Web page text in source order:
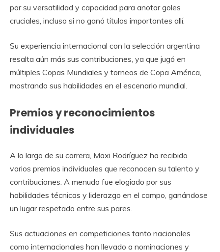
por su versatilidad y capacidad para anotar goles
cruciales, incluso si no ganó títulos importantes allí.
Su experiencia internacional con la selección argentina
resalta aún más sus contribuciones, ya que jugó en
múltiples Copas Mundiales y torneos de Copa América,
mostrando sus habilidades en el escenario mundial.
Premios y reconocimientos
individuales
A lo largo de su carrera, Maxi Rodríguez ha recibido
varios premios individuales que reconocen su talento y
contribuciones. A menudo fue elogiado por sus
habilidades técnicas y liderazgo en el campo, ganándose
un lugar respetado entre sus pares.
Sus actuaciones en competiciones tanto nacionales
como internacionales han llevado a nominaciones y